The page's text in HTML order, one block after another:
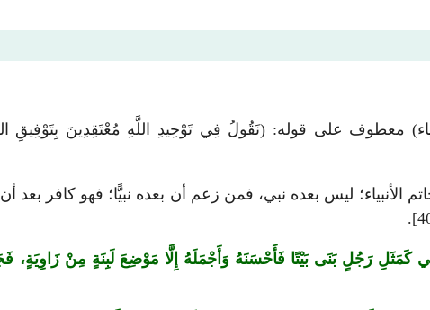
معطوف على قوله: (نَقُولُ فِي تَوْحِيدِ اللَّهِ مُعْتَقِدِينَ
ليس بعده نبي، فمن زعم أن بعده نبيًّا؛ فهو كافر بعد
كَمَثَلِ رَجُلٍ بَنَى بَيْتًا فَأَحْسَنَهُ وَأَجْمَلَهُ إِلَّا مَوْضِعَ لَبِنَةٍ مِنْ